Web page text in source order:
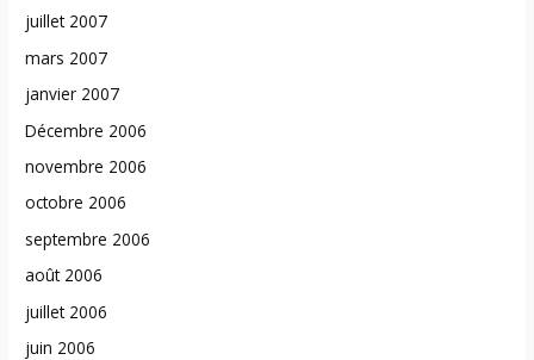
juillet 2007
mars 2007
janvier 2007
Décembre 2006
novembre 2006
octobre 2006
septembre 2006
août 2006
juillet 2006
juin 2006